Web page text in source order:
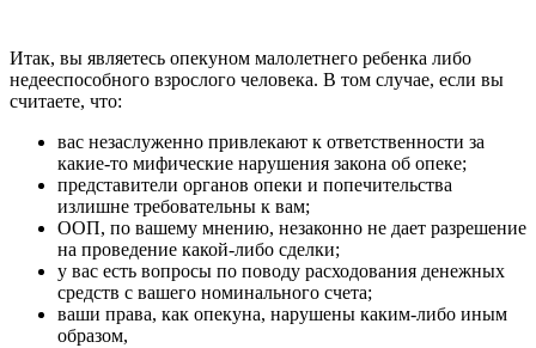
Итак, вы являетесь опекуном малолетнего ребенка либо
недееспособного взрослого человека. В том случае, если вы
считаете, что:
вас незаслуженно привлекают к ответственности за
какие-то мифические нарушения закона об опеке;
представители органов опеки и попечительства
излишне требовательны к вам;
ООП, по вашему мнению, незаконно не дает разрешение
на проведение какой-либо сделки;
у вас есть вопросы по поводу расходования денежных
средств с вашего номинального счета;
ваши права, как опекуна, нарушены каким-либо иным
образом,